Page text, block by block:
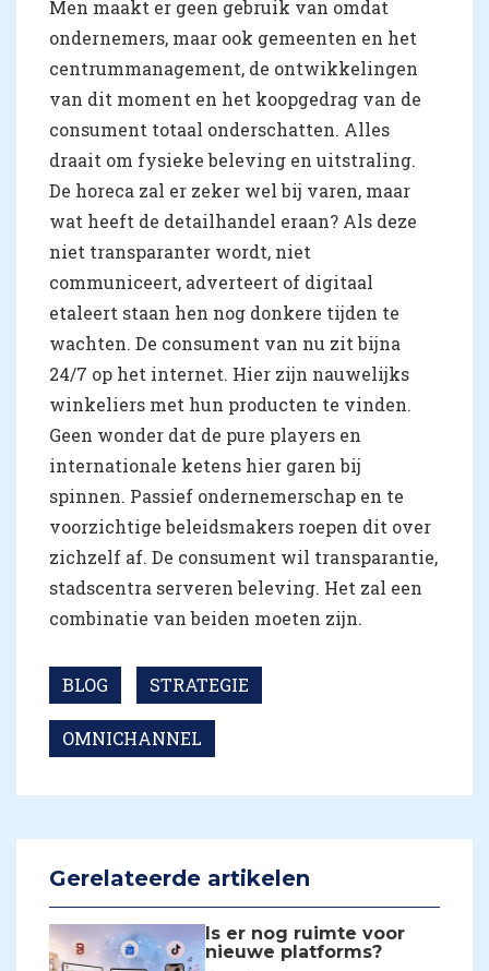
Men maakt er geen gebruik van omdat
ondernemers, maar ook gemeenten en het
centrummanagement, de ontwikkelingen
van dit moment en het koopgedrag van de
consument totaal onderschatten. Alles
draait om fysieke beleving en uitstraling.
De horeca zal er zeker wel bij varen, maar
wat heeft de detailhandel eraan? Als deze
niet transparanter wordt, niet
communiceert, adverteert of digitaal
etaleert staan hen nog donkere tijden te
wachten. De consument van nu zit bijna
24/7 op het internet. Hier zijn nauwelijks
winkeliers met hun producten te vinden.
Geen wonder dat de pure players en
internationale ketens hier garen bij
spinnen. Passief ondernemerschap en te
voorzichtige beleidsmakers roepen dit over
zichzelf af. De consument wil transparantie,
stadscentra serveren beleving. Het zal een
combinatie van beiden moeten zijn.
BLOG STRATEGIE
OMNICHANNEL
Gerelateerde artikelen
Is er nog ruimte voor
nieuwe platforms?